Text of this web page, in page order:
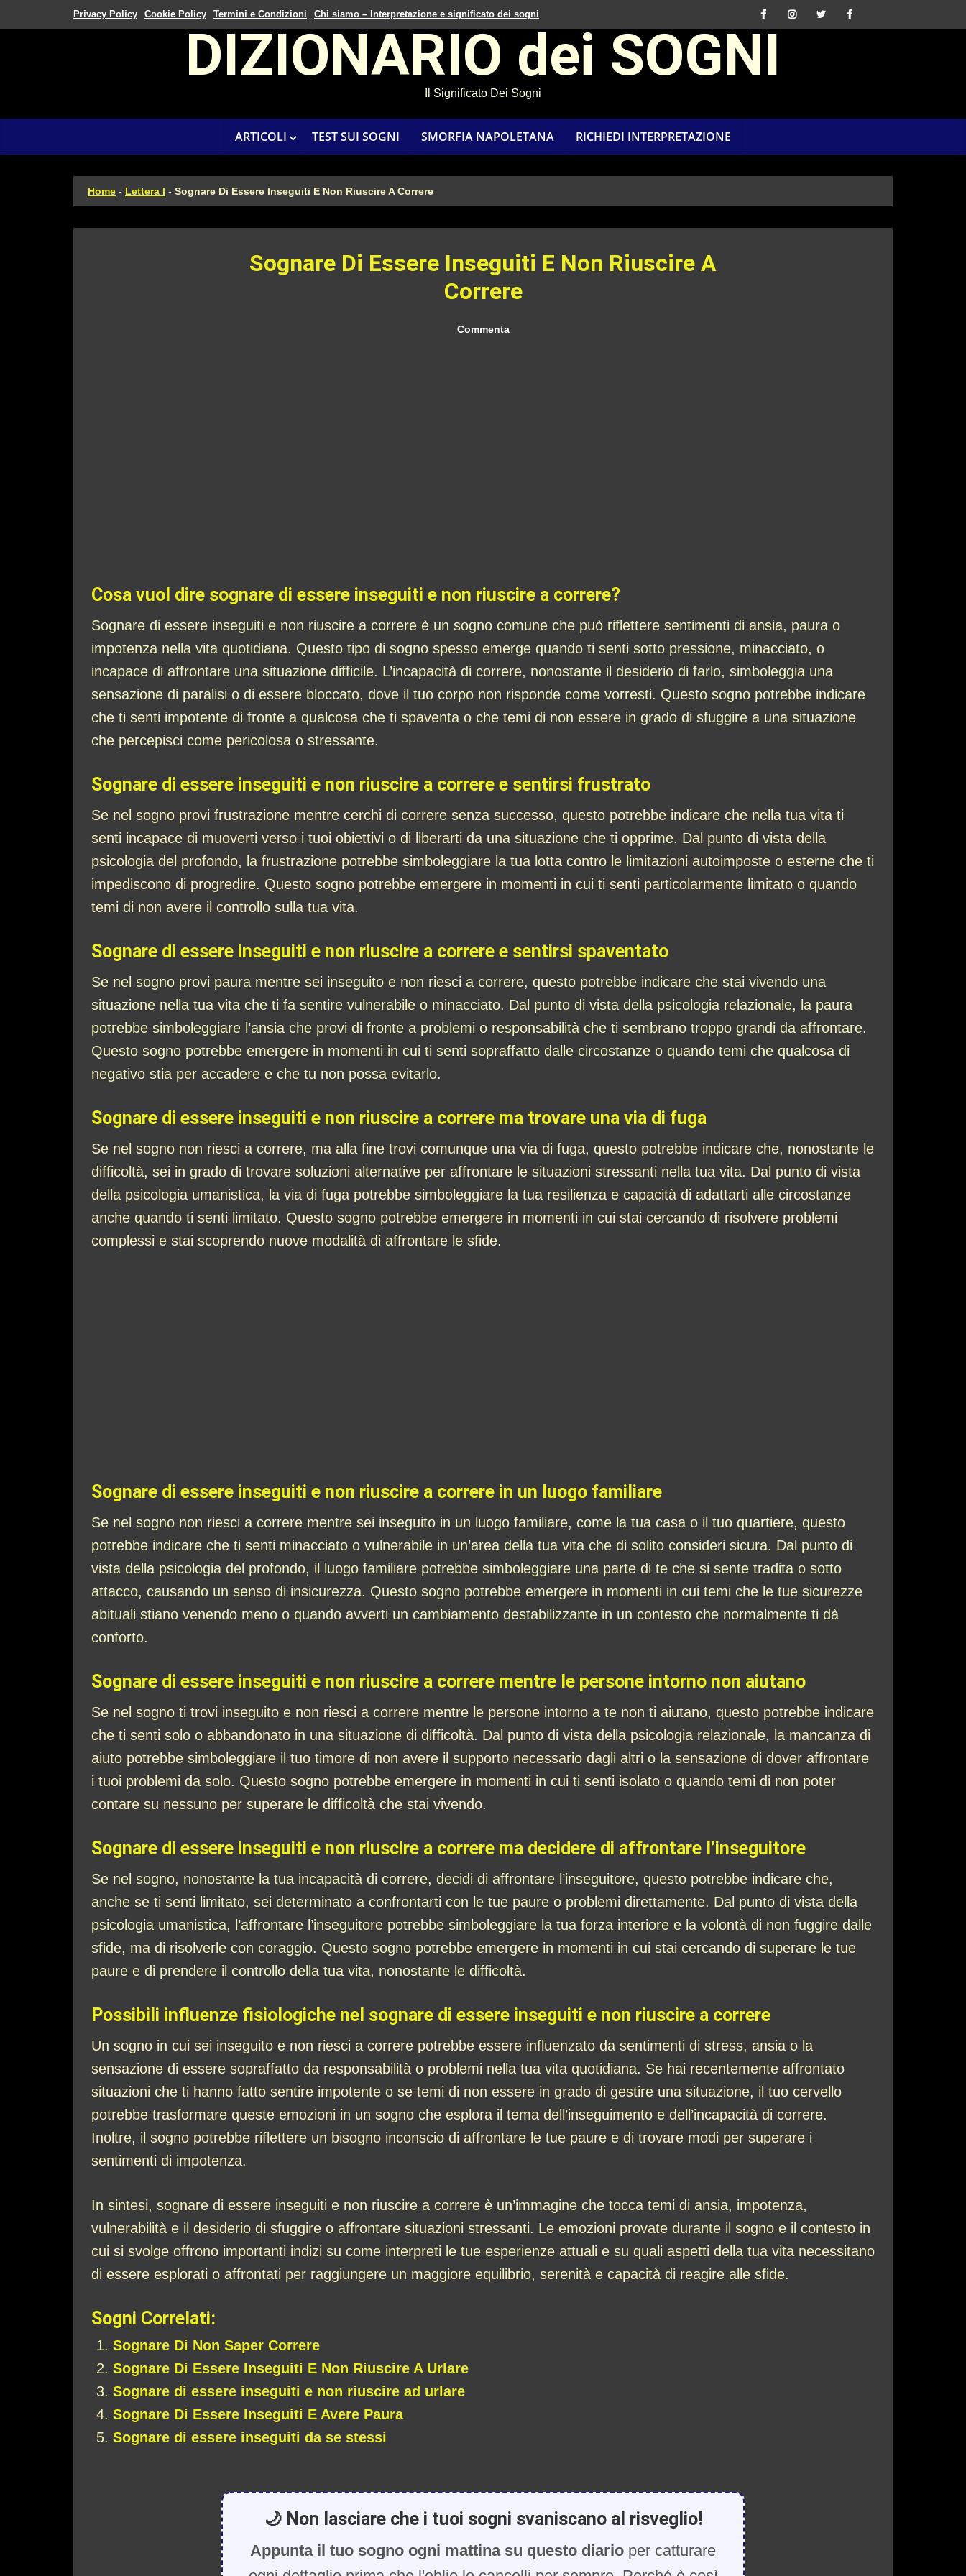
Privacy Policy Cookie Policy Termini e Condizioni Chi siamo – Interpretazione e significato dei sogni
DIZIONARIO dei SOGNI
Il Significato Dei Sogni
ARTICOLI TEST SUI SOGNI SMORFIA NAPOLETANA RICHIEDI INTERPRETAZIONE
Home - Lettera I - Sognare Di Essere Inseguiti E Non Riuscire A Correre
Sognare Di Essere Inseguiti E Non Riuscire A
Correre
Commenta
Cosa vuol dire sognare di essere inseguiti e non riuscire a correre?
Sognare di essere inseguiti e non riuscire a correre è un sogno comune che può riflettere sentimenti di ansia, paura o
impotenza nella vita quotidiana. Questo tipo di sogno spesso emerge quando ti senti sotto pressione, minacciato, o
incapace di affrontare una situazione difficile. L’incapacità di correre, nonostante il desiderio di farlo, simboleggia una
sensazione di paralisi o di essere bloccato, dove il tuo corpo non risponde come vorresti. Questo sogno potrebbe indicare
che ti senti impotente di fronte a qualcosa che ti spaventa o che temi di non essere in grado di sfuggire a una situazione
che percepisci come pericolosa o stressante.
Sognare di essere inseguiti e non riuscire a correre e sentirsi frustrato
Se nel sogno provi frustrazione mentre cerchi di correre senza successo, questo potrebbe indicare che nella tua vita ti
senti incapace di muoverti verso i tuoi obiettivi o di liberarti da una situazione che ti opprime. Dal punto di vista della
psicologia del profondo, la frustrazione potrebbe simboleggiare la tua lotta contro le limitazioni autoimposte o esterne che ti
impediscono di progredire. Questo sogno potrebbe emergere in momenti in cui ti senti particolarmente limitato o quando
temi di non avere il controllo sulla tua vita.
Sognare di essere inseguiti e non riuscire a correre e sentirsi spaventato
Se nel sogno provi paura mentre sei inseguito e non riesci a correre, questo potrebbe indicare che stai vivendo una
situazione nella tua vita che ti fa sentire vulnerabile o minacciato. Dal punto di vista della psicologia relazionale, la paura
potrebbe simboleggiare l’ansia che provi di fronte a problemi o responsabilità che ti sembrano troppo grandi da affrontare.
Questo sogno potrebbe emergere in momenti in cui ti senti sopraffatto dalle circostanze o quando temi che qualcosa di
negativo stia per accadere e che tu non possa evitarlo.
Sognare di essere inseguiti e non riuscire a correre ma trovare una via di fuga
Se nel sogno non riesci a correre, ma alla fine trovi comunque una via di fuga, questo potrebbe indicare che, nonostante le
difficoltà, sei in grado di trovare soluzioni alternative per affrontare le situazioni stressanti nella tua vita. Dal punto di vista
della psicologia umanistica, la via di fuga potrebbe simboleggiare la tua resilienza e capacità di adattarti alle circostanze
anche quando ti senti limitato. Questo sogno potrebbe emergere in momenti in cui stai cercando di risolvere problemi
complessi e stai scoprendo nuove modalità di affrontare le sfide.
Sognare di essere inseguiti e non riuscire a correre in un luogo familiare
Se nel sogno non riesci a correre mentre sei inseguito in un luogo familiare, come la tua casa o il tuo quartiere, questo
potrebbe indicare che ti senti minacciato o vulnerabile in un’area della tua vita che di solito consideri sicura. Dal punto di
vista della psicologia del profondo, il luogo familiare potrebbe simboleggiare una parte di te che si sente tradita o sotto
attacco, causando un senso di insicurezza. Questo sogno potrebbe emergere in momenti in cui temi che le tue sicurezze
abituali stiano venendo meno o quando avverti un cambiamento destabilizzante in un contesto che normalmente ti dà
conforto.
Sognare di essere inseguiti e non riuscire a correre mentre le persone intorno non aiutano
Se nel sogno ti trovi inseguito e non riesci a correre mentre le persone intorno a te non ti aiutano, questo potrebbe indicare
che ti senti solo o abbandonato in una situazione di difficoltà. Dal punto di vista della psicologia relazionale, la mancanza di
aiuto potrebbe simboleggiare il tuo timore di non avere il supporto necessario dagli altri o la sensazione di dover affrontare
i tuoi problemi da solo. Questo sogno potrebbe emergere in momenti in cui ti senti isolato o quando temi di non poter
contare su nessuno per superare le difficoltà che stai vivendo.
Sognare di essere inseguiti e non riuscire a correre ma decidere di affrontare l’inseguitore
Se nel sogno, nonostante la tua incapacità di correre, decidi di affrontare l’inseguitore, questo potrebbe indicare che,
anche se ti senti limitato, sei determinato a confrontarti con le tue paure o problemi direttamente. Dal punto di vista della
psicologia umanistica, l’affrontare l’inseguitore potrebbe simboleggiare la tua forza interiore e la volontà di non fuggire dalle
sfide, ma di risolverle con coraggio. Questo sogno potrebbe emergere in momenti in cui stai cercando di superare le tue
paure e di prendere il controllo della tua vita, nonostante le difficoltà.
Possibili influenze fisiologiche nel sognare di essere inseguiti e non riuscire a correre
Un sogno in cui sei inseguito e non riesci a correre potrebbe essere influenzato da sentimenti di stress, ansia o la
sensazione di essere sopraffatto da responsabilità o problemi nella tua vita quotidiana. Se hai recentemente affrontato
situazioni che ti hanno fatto sentire impotente o se temi di non essere in grado di gestire una situazione, il tuo cervello
potrebbe trasformare queste emozioni in un sogno che esplora il tema dell’inseguimento e dell’incapacità di correre.
Inoltre, il sogno potrebbe riflettere un bisogno inconscio di affrontare le tue paure e di trovare modi per superare i
sentimenti di impotenza.
In sintesi, sognare di essere inseguiti e non riuscire a correre è un’immagine che tocca temi di ansia, impotenza,
vulnerabilità e il desiderio di sfuggire o affrontare situazioni stressanti. Le emozioni provate durante il sogno e il contesto in
cui si svolge offrono importanti indizi su come interpreti le tue esperienze attuali e su quali aspetti della tua vita necessitano
di essere esplorati o affrontati per raggiungere un maggiore equilibrio, serenità e capacità di reagire alle sfide.
Sogni Correlati:
Sognare Di Non Saper Correre
Sognare Di Essere Inseguiti E Non Riuscire A Urlare
Sognare di essere inseguiti e non riuscire ad urlare
Sognare Di Essere Inseguiti E Avere Paura
Sognare di essere inseguiti da se stessi
🌙 Non lasciare che i tuoi sogni svaniscano al risveglio!
Appunta il tuo sogno ogni mattina su questo diario per catturare